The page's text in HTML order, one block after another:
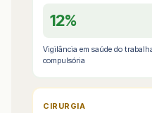
12%
Vigilância em saúde do
compulsória
CIRURGIA